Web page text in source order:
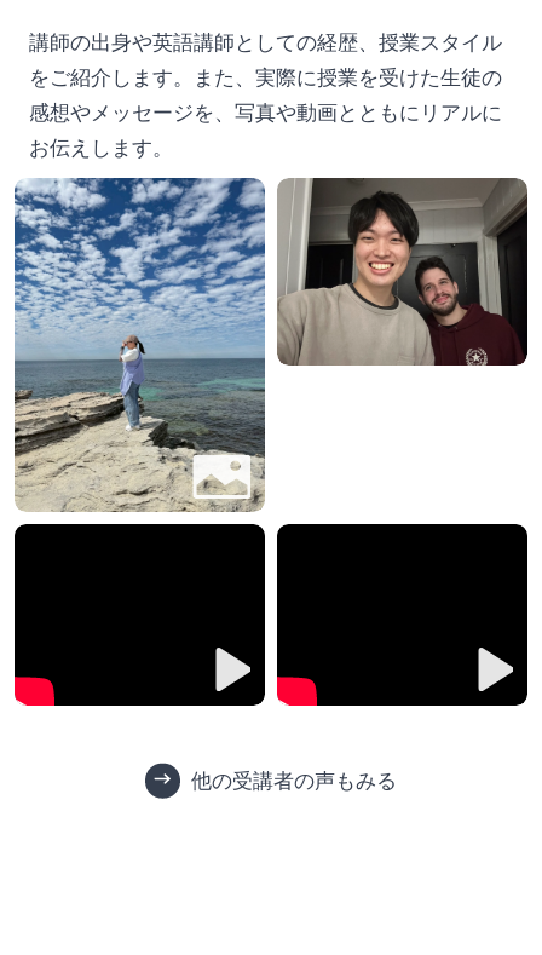
講師の出身や英語講師としての経歴、授業スタイル
をご紹介します。また、実際に授業を受けた生徒の
感想やメッセージを、写真や動画とともにリアルに
お伝えします。
他の受講者の声もみる